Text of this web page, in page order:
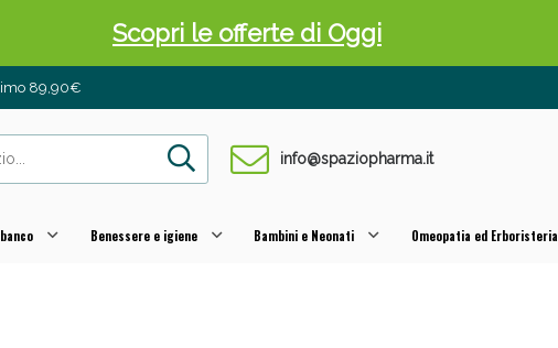
89,90€
info@spaziopharma.it
Benessere e igiene Bambini e Neonati Omeopatia ed Erboristeria
Scopri le offerte di Oggi